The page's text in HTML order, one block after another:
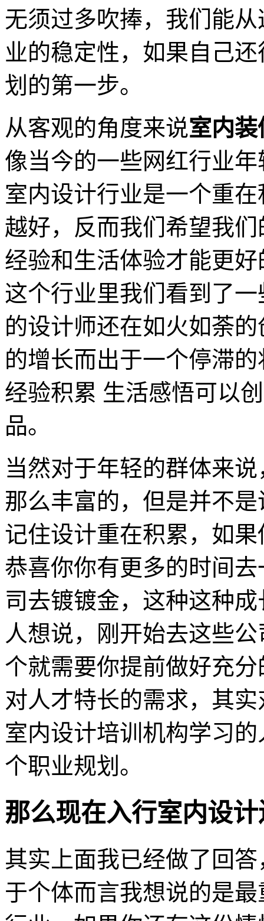
无须过多吹捧，我们能
业的稳定性，如果自己
划的第一步。
从客观的角度来说室内
像当今的一些网红行业
室内设计行业是一个重
越好，反而我们希望我
经验和生活体验才能更
这个行业里我们看到了
的设计师还在如火如荼
的增长而出于一个停滞
经验积累 生活感悟可以
品。
当然对于年轻的群体来
那么丰富的，但是并不
记住设计重在积累，如
恭喜你你有更多的时间
司去镀镀金，这种这种
人想说，刚开始去这些
个就需要你提前做好充
对人才特长的需求，其
室内设计培训机构学习
个职业规划。
那么现在入行室内设
其实上面我已经做了回
于个体而言我想说的是